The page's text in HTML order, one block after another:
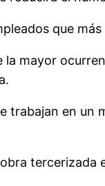
que
mayor
trabajan en
tercerizada